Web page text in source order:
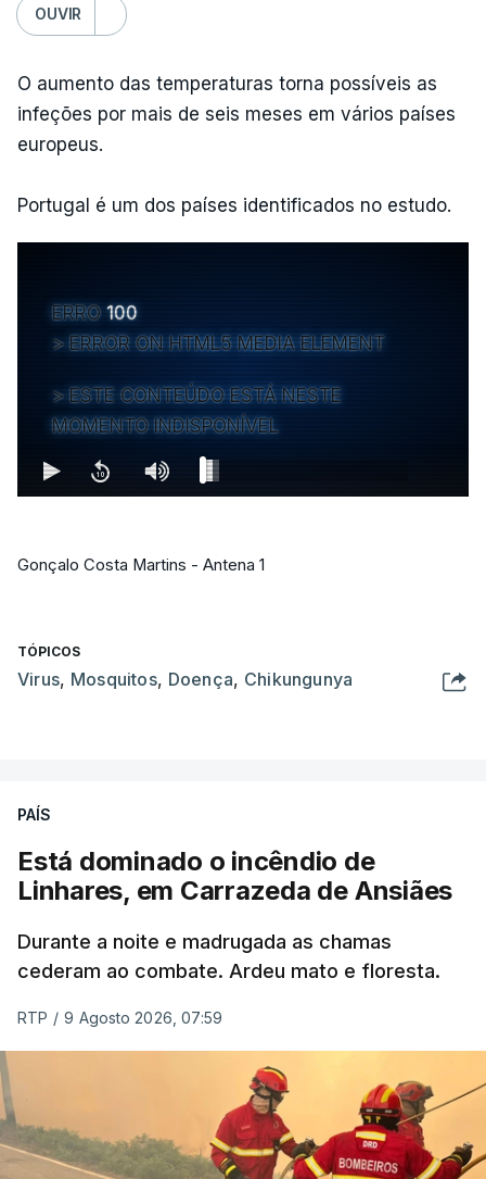
OUVIR
O aumento das temperaturas torna possíveis as
infeções por mais de seis meses em vários países
europeus.
Portugal é um dos países identificados no estudo.
ERRO 100
ERROR ON HTML5 MEDIA ELEMENT
ESTE CONTEÚDO ESTÁ NESTE
MOMENTO INDISPONÍVEL
Gonçalo Costa Martins - Antena 1
TÓPICOS
Virus, Mosquitos, Doença, Chikungunya
PAÍS
Está dominado o incêndio de
Linhares, em Carrazeda de Ansiães
Durante a noite e madrugada as chamas
cederam ao combate. Ardeu mato e floresta.
RTP / 9 Agosto 2026, 07:59